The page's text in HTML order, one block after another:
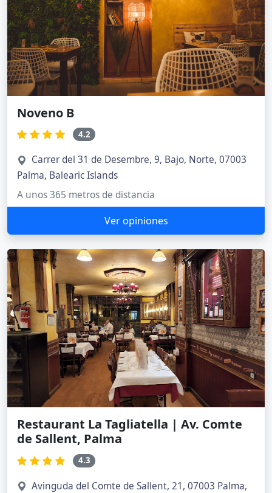
Noveno B
4.2
Carrer del 31 de Desembre, 9, Bajo, Norte, 07003
Palma, Balearic Islands
A unos 365 metros de distancia
Ver opiniones
Restaurant La Tagliatella | Av. Comte
de Sallent, Palma
4.3
Avinguda del Comte de Sallent, 21, 07003 Palma,